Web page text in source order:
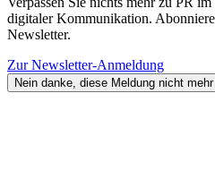
digitaler Kommunikation.
Newsletter.
Zur Newsletter-Anmeldung
Nein danke, diese Meldung nicht